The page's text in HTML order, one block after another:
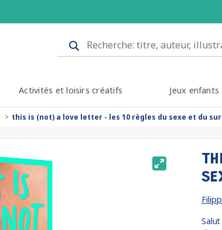
Activités et loisirs créatifs Jeux enfants
this is (not) a love letter - les 10 règles du sexe et du